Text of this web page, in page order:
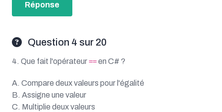
Réponse
Question 4 sur 20
4. Que fait l'opérateur==en C# ?
A. Compare deux valeurs pour l'égalité
B. Assigne une valeur
C. Multiplie deux valeurs